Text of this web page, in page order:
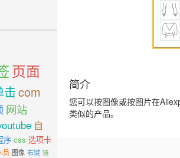
页面
击com
网站
自
序 css 选项卡
员 图像 右键 链
简介
您可以按图像或按图片在
类似的产品。